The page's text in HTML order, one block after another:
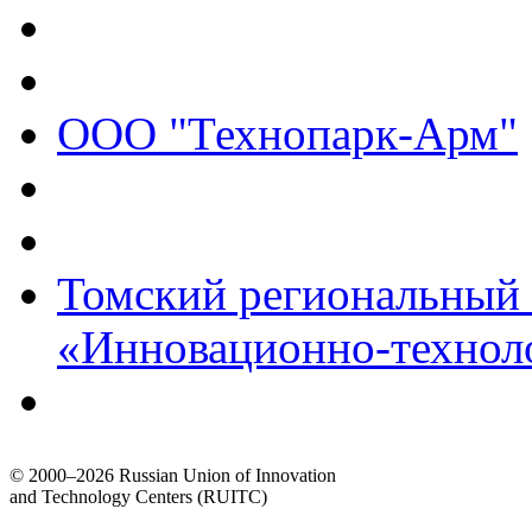
ООО "Технопарк-Арм"
Томский
«Инновационно-
© 2000–2026 Russian Union of Innovation
and Technology Centers (RUITC)